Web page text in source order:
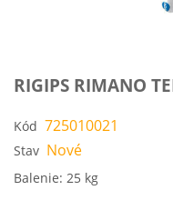
RIGIPS RIMANO
Kód 725010021
Stav Nové
Balenie: 25 kg